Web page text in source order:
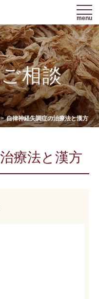
menu
相談
自律神経失調症の治療法と漢方
療法と漢方